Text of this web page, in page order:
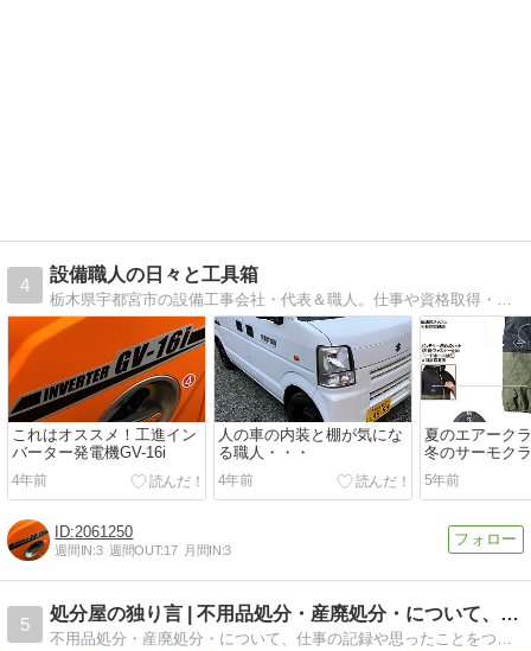
4
設備職人の日々と工具箱
これはオススメ！工進イン
バーター発電機GV-16i
4年前
人の車の内装と棚が気にな
る職人・・・
4年前
夏のエアーク
冬のサーモク
5年前
2061250
週間IN:3 週間OUT:17 月間IN:3
5
処分屋の独り言 | 不用品処分・産廃処分・について、仕事の…